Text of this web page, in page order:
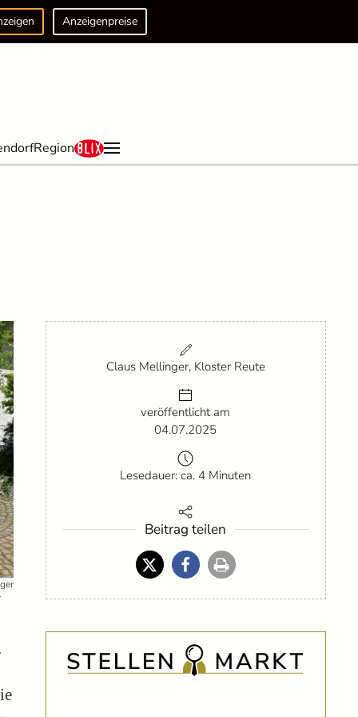
Anzeigenpreise
Region
Claus Mellinger, Kloster Reute
veröffentlicht am
04.07.2025
Lesedauer: ca. 4 Minuten
Beitrag teilen